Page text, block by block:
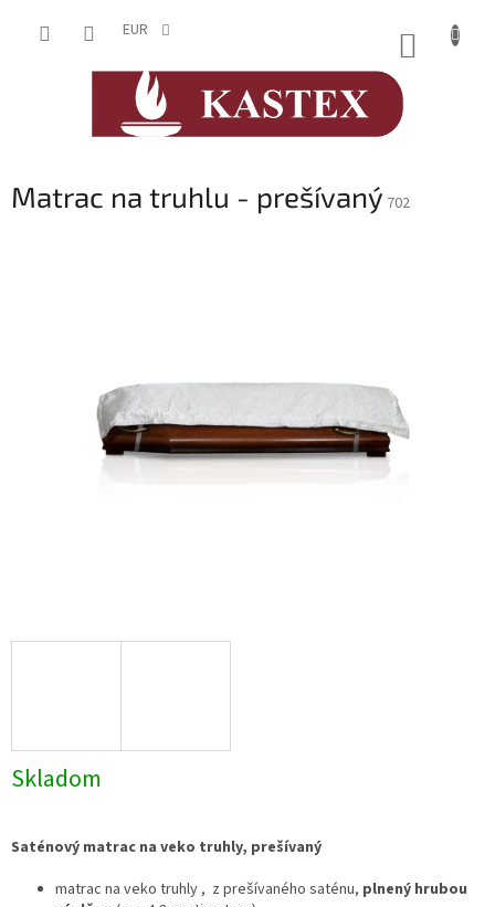
EUR
Matrac na truhlu - prešívaný 702
Skladom
Saténový matrac na veko truhly, prešívaný
matrac na veko truhly , z prešívaného saténu, plnený hrubou